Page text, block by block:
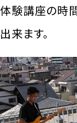
体験講座の時
出来ます。